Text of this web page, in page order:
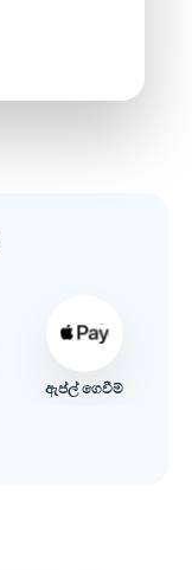
ඇප්ල් ගෙවීම්